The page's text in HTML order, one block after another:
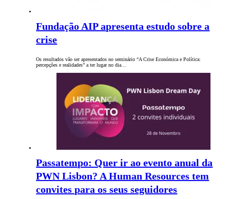
Fundação AIP apresenta estudo sobre a
crise
Os resultados vão ser apresentados no seminário “A Crise Económica e Política:
percepções e realidades” a ter lugar no dia…
Passatempo: Quer ir ao evento anual da
PWN Lisbon? A Human Resources tem
convites para os seus seguidores